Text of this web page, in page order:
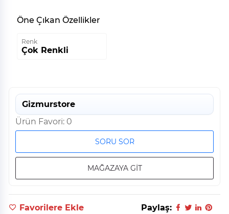
Öne Çıkan Özellikler
Renk
Çok Renkli
Gizmurstore
Ürün Favori: 0
SORU SOR
MAĞAZAYA GİT
Favorilere Ekle Paylaş: